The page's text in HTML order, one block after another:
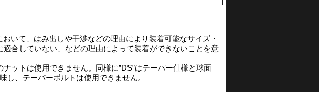
いて、はみ出しや干渉などの理由により装着可能なサイズ・
合していない、などの理由によって装着ができないことを意
ットは使用できません。同様に”DS”はテーパー仕様と球面
し、テーパーボルトは使用できません。